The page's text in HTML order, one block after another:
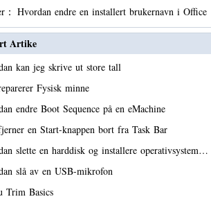
： Hvordan endre en installert brukernavn i Office
Artike
kan jeg skrive ut store tall
Fysisk minne
endre Boot Sequence på en eMachine
en Start-knappen bort fra Task Bar
slette en harddisk og installere operativsystem…
slå av en USB-mikrofon
Trim Basics